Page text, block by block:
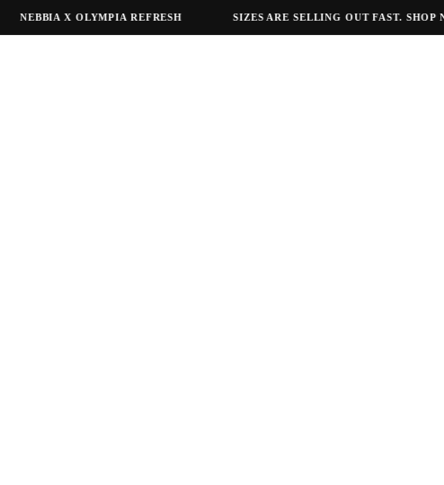
NEBBIA X OLYMPIA REFRESH SIZES ARE SELLING OUT FAST. SHOP NOW